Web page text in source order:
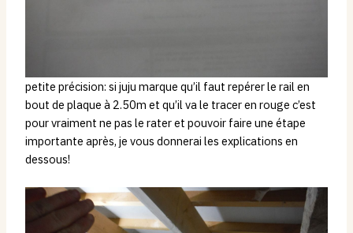
petite précision: si juju marque qu’il faut repérer le rail en
bout de plaque à 2.50m et qu’il va le tracer en rouge c’est
pour vraiment ne pas le rater et pouvoir faire une étape
importante après, je vous donnerai les explications en
dessous!